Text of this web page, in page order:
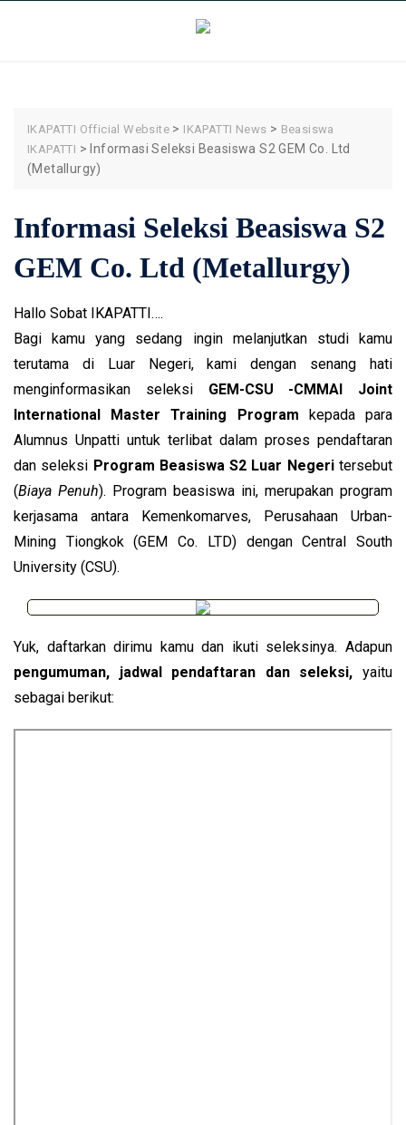
IKAPATTI Official Website > IKAPATTI News > Beasiswa
IKAPATTI > Informasi Seleksi Beasiswa S2 GEM Co. Ltd
(Metallurgy)
Informasi Seleksi Beasiswa S2
GEM Co. Ltd (Metallurgy)
Hallo Sobat IKAPATTI….
Bagi kamu yang sedang ingin melanjutkan studi kamu
terutama di Luar Negeri, kami dengan senang hati
menginformasikan seleksi GEM-CSU -CMMAI Joint
International Master Training
Program kepada para
Alumnus Unpatti untuk terlibat dalam proses pendaftaran
dan seleksi Program Beasiswa S2 Luar Negeritersebut
(Biaya Penuh). Program beasiswa ini, merupakan program
kerjasama antara Kemenkomarves, Perusahaan Urban-
Mining Tiongkok (GEM Co. LTD) dengan Central South
University (CSU).
Yuk, daftarkan dirimu kamu dan ikuti seleksinya. Adapun
pengumuman, jadwal pendaftaran dan seleksi, yaitu
sebagai berikut: